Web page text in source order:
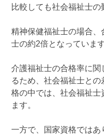
比較しても社会福祉士の
精神保健福祉士の場合
士の約2倍となっています
介護福祉士の合格率に
るため、社会福祉士と
格の中では、社会福祉士
ます。
一方で、国家資格では